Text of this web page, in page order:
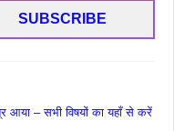
SUBSCRIBE
आया – सभी विषयों का यहाँ से करें